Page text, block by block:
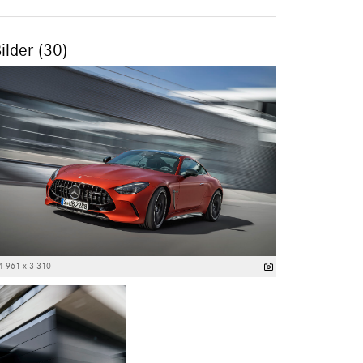
(30)
961 x 3 310